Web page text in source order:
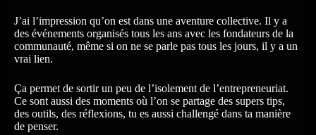
J’ai l’impression qu’on est dans une aventure collective. Il y a
des événements organisés tous les ans avec les fondateurs de la
communauté, même si on ne se parle pas tous les jours, il y a un
vrai lien.
Ça permet de sortir un peu de l’isolement de l’entrepreneuriat.
Ce sont aussi des moments où l’on se partage des supers tips,
des outils, des réflexions, tu es aussi challengé dans ta manière
de penser.